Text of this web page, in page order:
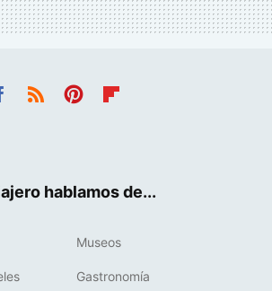
hablamos de...
Museos
Gastronomía